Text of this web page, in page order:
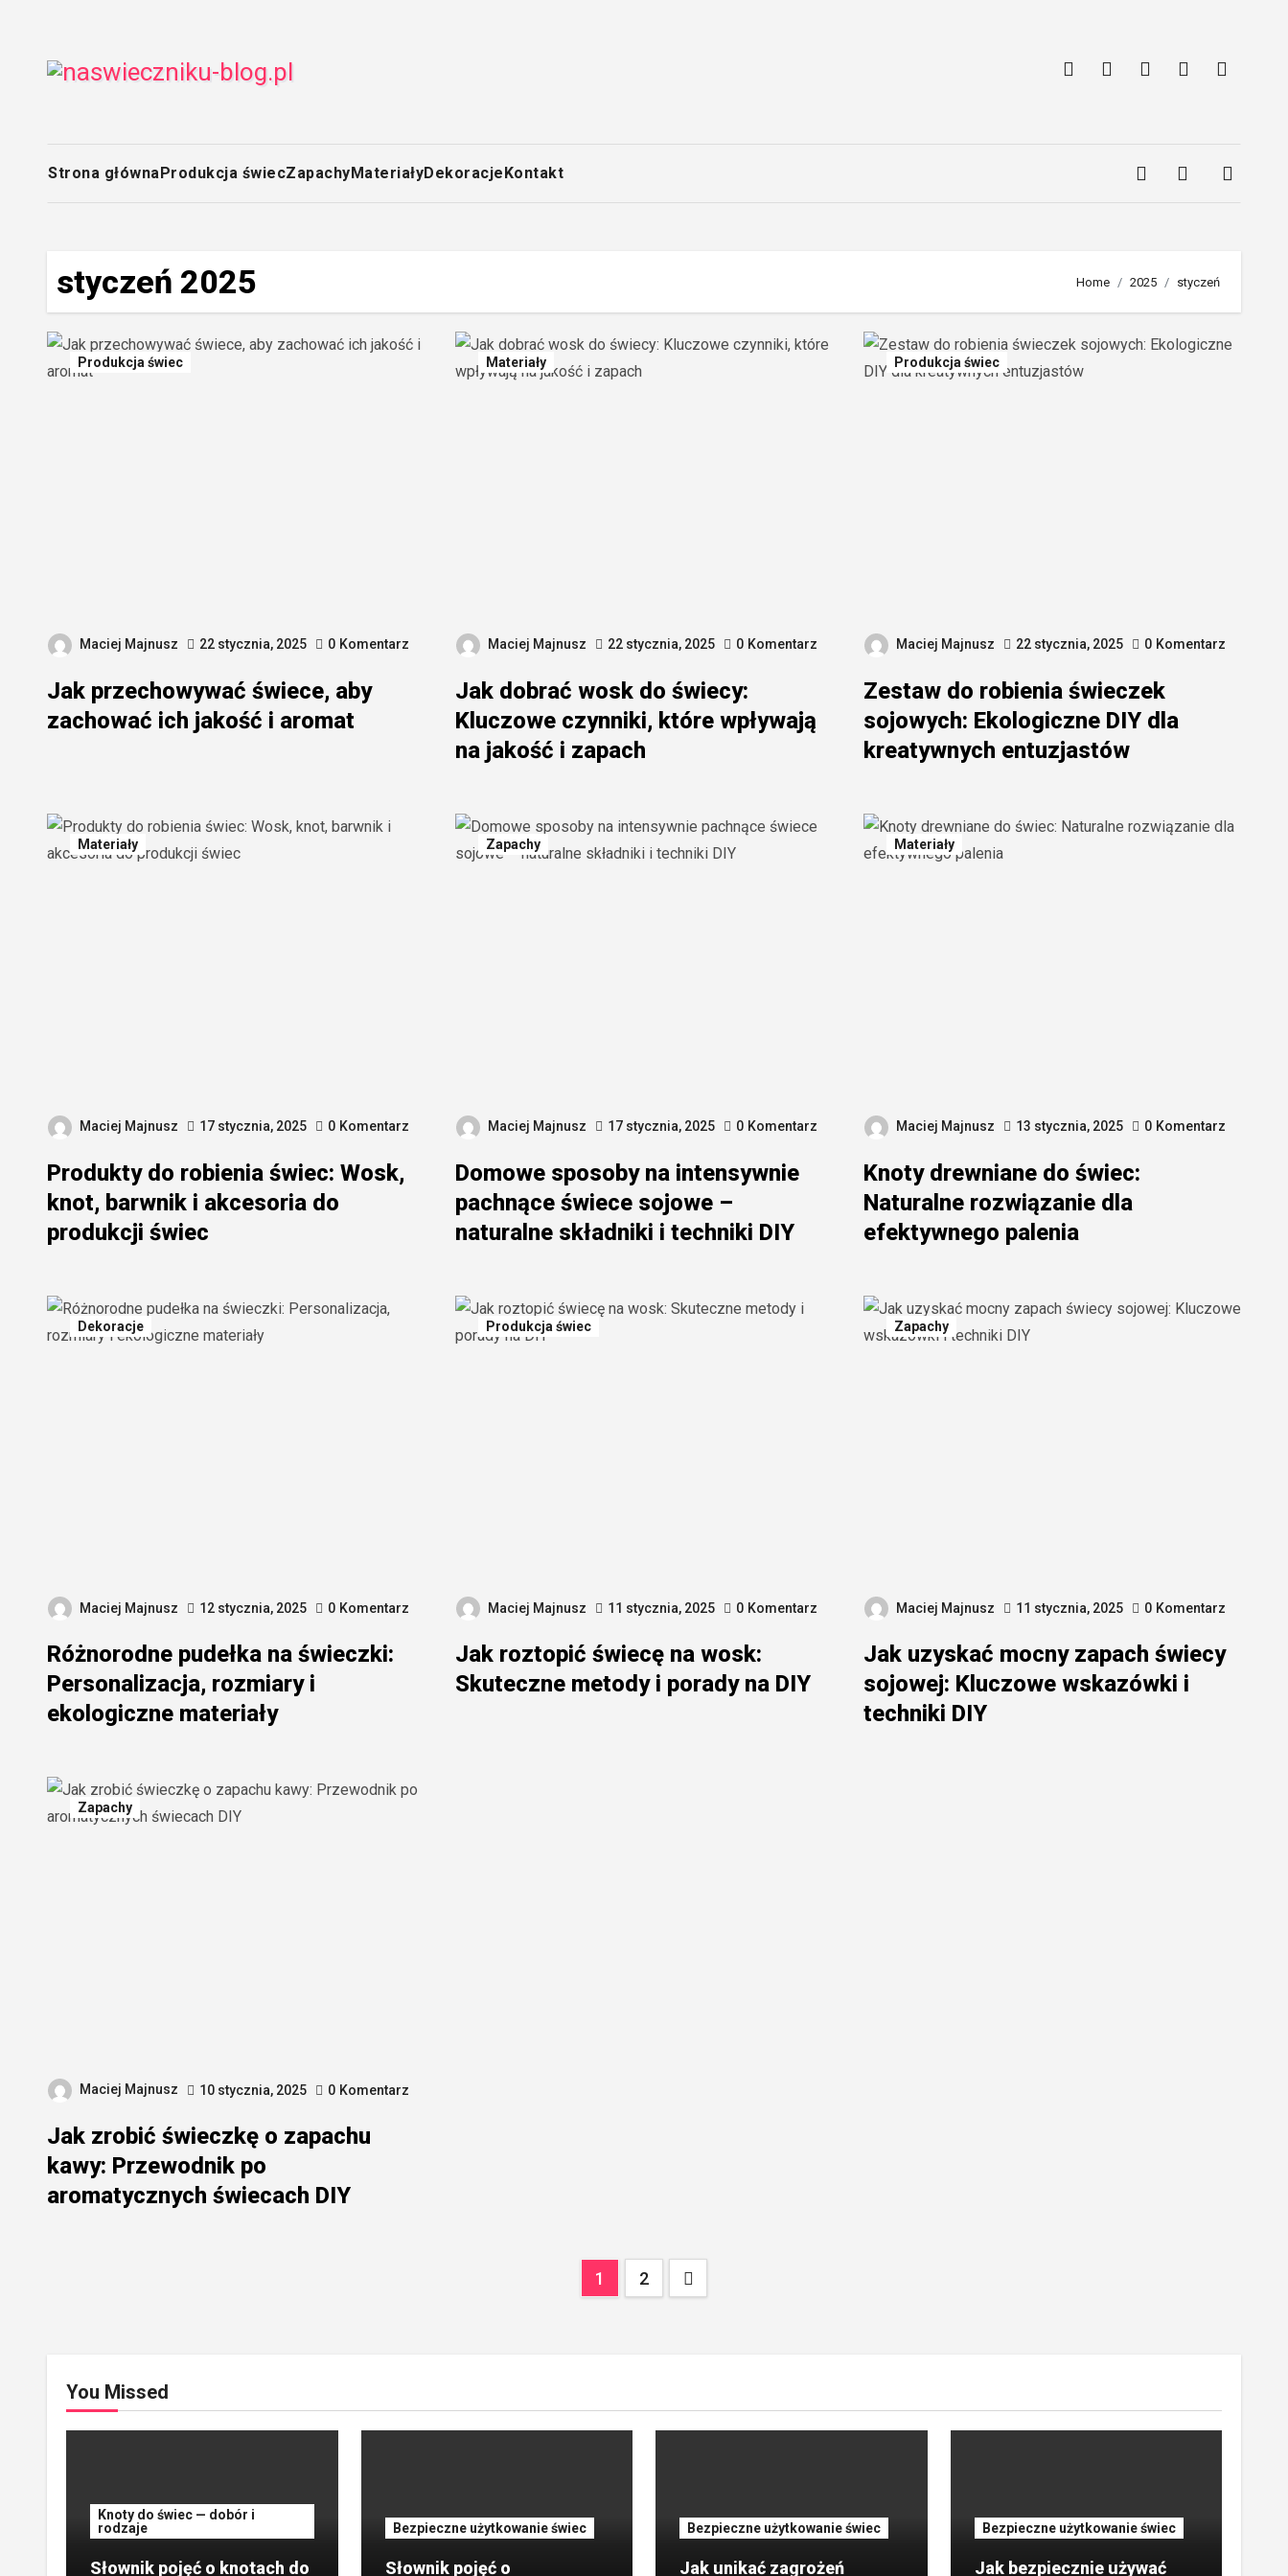
content
Strona głównaProdukcja świecZapachyMateriałyDekoracjeKontakt
styczeń 2025 Home 2025 styczeń
Produkcja świec
Maciej Majnusz 22 stycznia, 2025 0 Komentarz
Jak przechowywać świece, aby
zachować ich jakość i aromat
Materiały
Maciej Majnusz 22 stycznia, 2025 0 Komentarz
Jak dobrać wosk do świecy:
Kluczowe czynniki, które wpływają
na jakość i zapach
Produkcja świec
Maciej Majnusz 22 stycznia, 2025 0 Komentarz
Zestaw do robienia świeczek
sojowych: Ekologiczne DIY dla
kreatywnych entuzjastów
Materiały
Maciej Majnusz 17 stycznia, 2025 0 Komentarz
Produkty do robienia świec: Wosk,
knot, barwnik i akcesoria do
produkcji świec
Zapachy
Maciej Majnusz 17 stycznia, 2025 0 Komentarz
Domowe sposoby na intensywnie
pachnące świece sojowe –
naturalne składniki i techniki DIY
Materiały
Maciej Majnusz 13 stycznia, 2025 0 Komentarz
Knoty drewniane do świec:
Naturalne rozwiązanie dla
efektywnego palenia
Dekoracje
Maciej Majnusz 12 stycznia, 2025 0 Komentarz
Różnorodne pudełka na świeczki:
Personalizacja, rozmiary i
ekologiczne materiały
Produkcja świec
Maciej Majnusz 11 stycznia, 2025 0 Komentarz
Jak roztopić świecę na wosk:
Skuteczne metody i porady na DIY
Zapachy
Maciej Majnusz 11 stycznia, 2025 0 Komentarz
Jak uzyskać mocny zapach świecy
sojowej: Kluczowe wskazówki i
techniki DIY
Zapachy
Maciej Majnusz 10 stycznia, 2025 0 Komentarz
Jak zrobić świeczkę o zapachu
kawy: Przewodnik po
aromatycznych świecach DIY
Stronicowanie
1 2
You Missed
Knoty do świec — dobór i
rodzaje
Słownik pojęć o knotach do
Bezpieczne użytkowanie świec
Słownik pojęć o
Bezpieczne użytkowanie świec
Jak unikać zagrożeń
Bezpieczne użytkowanie świec
Jak bezpiecznie używać